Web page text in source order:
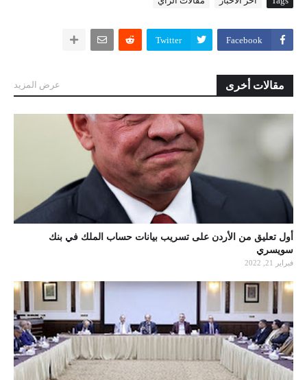
Facebook
Twitter
مقالات أخرى عرض المزيد
أول تعليق من الأردن على تسريب بيانات حساب الملك في بنك
سويسري
فبراير 21, 2022